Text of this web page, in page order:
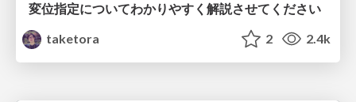
変位指定についてわかりやすく解説させてください
taketora
2 2.4k